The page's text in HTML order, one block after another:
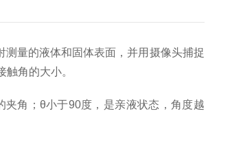
量的液体和固体表面，并用摄像头捕捉
角的大小。
角；θ小于90度，是亲液状态，角度越